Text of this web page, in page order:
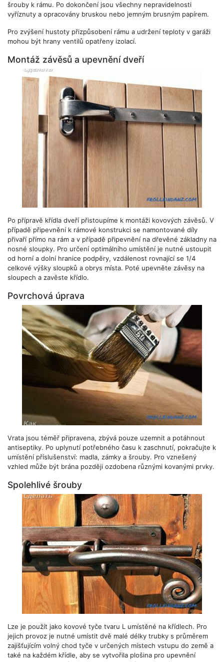
šrouby k rámu. Po dokončení jsou všechny nepravidelnosti
vyříznuty a opracovány bruskou nebo jemným brusným papírem.
Pro zvýšení hustoty přizpůsobení rámu a udržení teploty v garáži
mohou být hrany ventilů opatřeny izolací.
Montáž závěsů a upevnění dveří
Po přípravě křídla dveří přistoupíme k montáži kovových závěsů. V
případě připevnění k rámové konstrukci se namontované díly
přivaří přímo na rám a v případě připevnění na dřevěné základny na
nosné sloupky. Pro určení optimálního umístění je nutné ustoupit
od horní a dolní hranice podpěry, vzdálenost rovnající se 1/4
celkové výšky sloupků a obrys místa. Poté upevněte závěsy na
sloupech a zavěste křídlo.
Povrchová úprava
Vrata jsou téměř připravena, zbývá pouze uzemnit a potáhnout
antiseptiky. Po uplynutí potřebného času k zaschnutí, pokračujte k
umístění příslušenství: madla, zámky a šrouby. Pro vznešený
vzhled může být brána později ozdobena různými kovanými prvky.
Spolehlivé šrouby
Lze je použít jako kovové tyče tvaru L umístěné na křídlech. Pro
jejich provoz je nutné umístit dvě malé délky trubky s průměrem
zajišťujícím volný chod tyče v určených místech vstupu do země a
také na každém křídle, aby se vytvořila plošina pro upevnění